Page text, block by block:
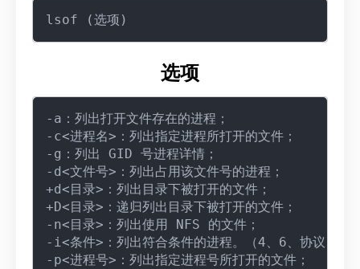
选项
-a：列出打开文件存在的进程；
-c<进程名>：列出指定进程所打开的文件；
-g：列出 GID 号进程详情；
-d<文件号>：列出占用该文件号的进程；
+d<目录>：列出目录下被打开的文件；
+D<目录>：递归列出目录下被打开的文件；
-n<目录>：列出使用 NFS 的文件；
-i<条件>：列出符合条件的进程。（4、6、协议、:
-p<进程号>：列出指定进程号所打开的文件；